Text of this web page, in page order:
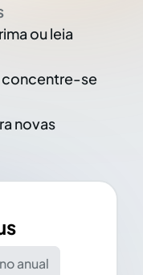
ou leia
se
novas
anual